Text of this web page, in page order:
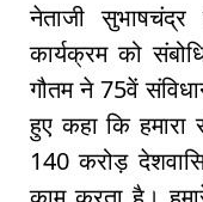
नेताजी
कार्यक्रम को
गौतम ने 75वें
हुए कहा कि हमारा
140 करोड़